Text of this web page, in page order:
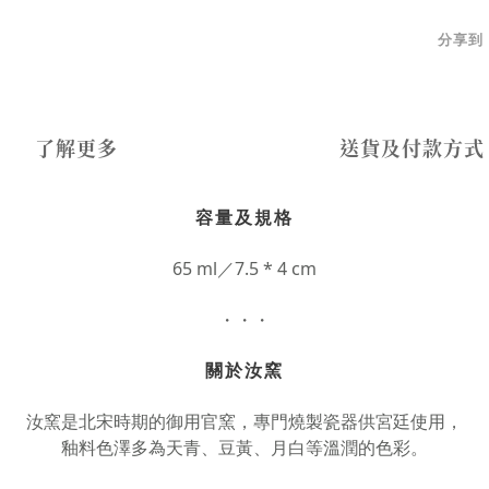
分享到
了解更多 送貨及付款方式
容量及規格
65 ml／7.5 * 4 cm
・・・
關於汝窯
汝窯是北宋時期的御用官窯，專門燒製瓷器供宮廷使用，
釉料色澤多為天青、豆黃、月白等溫潤的色彩。